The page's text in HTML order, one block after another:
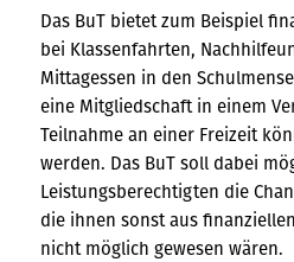
Das BuT bietet zum Beispiel
bei Klassenfahrten,
Mittagessen in den
eine Mitgliedschaft in einem
Teilnahme an einer Freizeit
werden. Das BuT soll dabei
Leistungsberechtigten die
die ihnen sonst aus
nicht möglich gewesen wären.